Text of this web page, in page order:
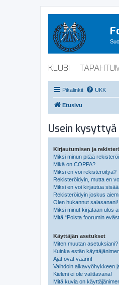
KLUBI
Pikalinkit UKK
Etusivu
Usein kysyttyä
Kirjautumisen ja
Miksi minun pitää
Mikä on COPPA?
Miksi en voi rekisteröityä?
Rekisteröidyin, mutta en
Miksi en voi kirjautua
Rekisteröidyin joskus
Olen hukannut salasanani!
Miksi minut kirjataan ulos
Mitä “Poista foorumin
Käyttäjän asetukset
Miten muutan asetuksiani?
Kuinka estän
Ajat ovat väärin!
Vaihdoin aikavyöhykkeen
Kieleni ei ole valittavana!
Mitä kuvia on